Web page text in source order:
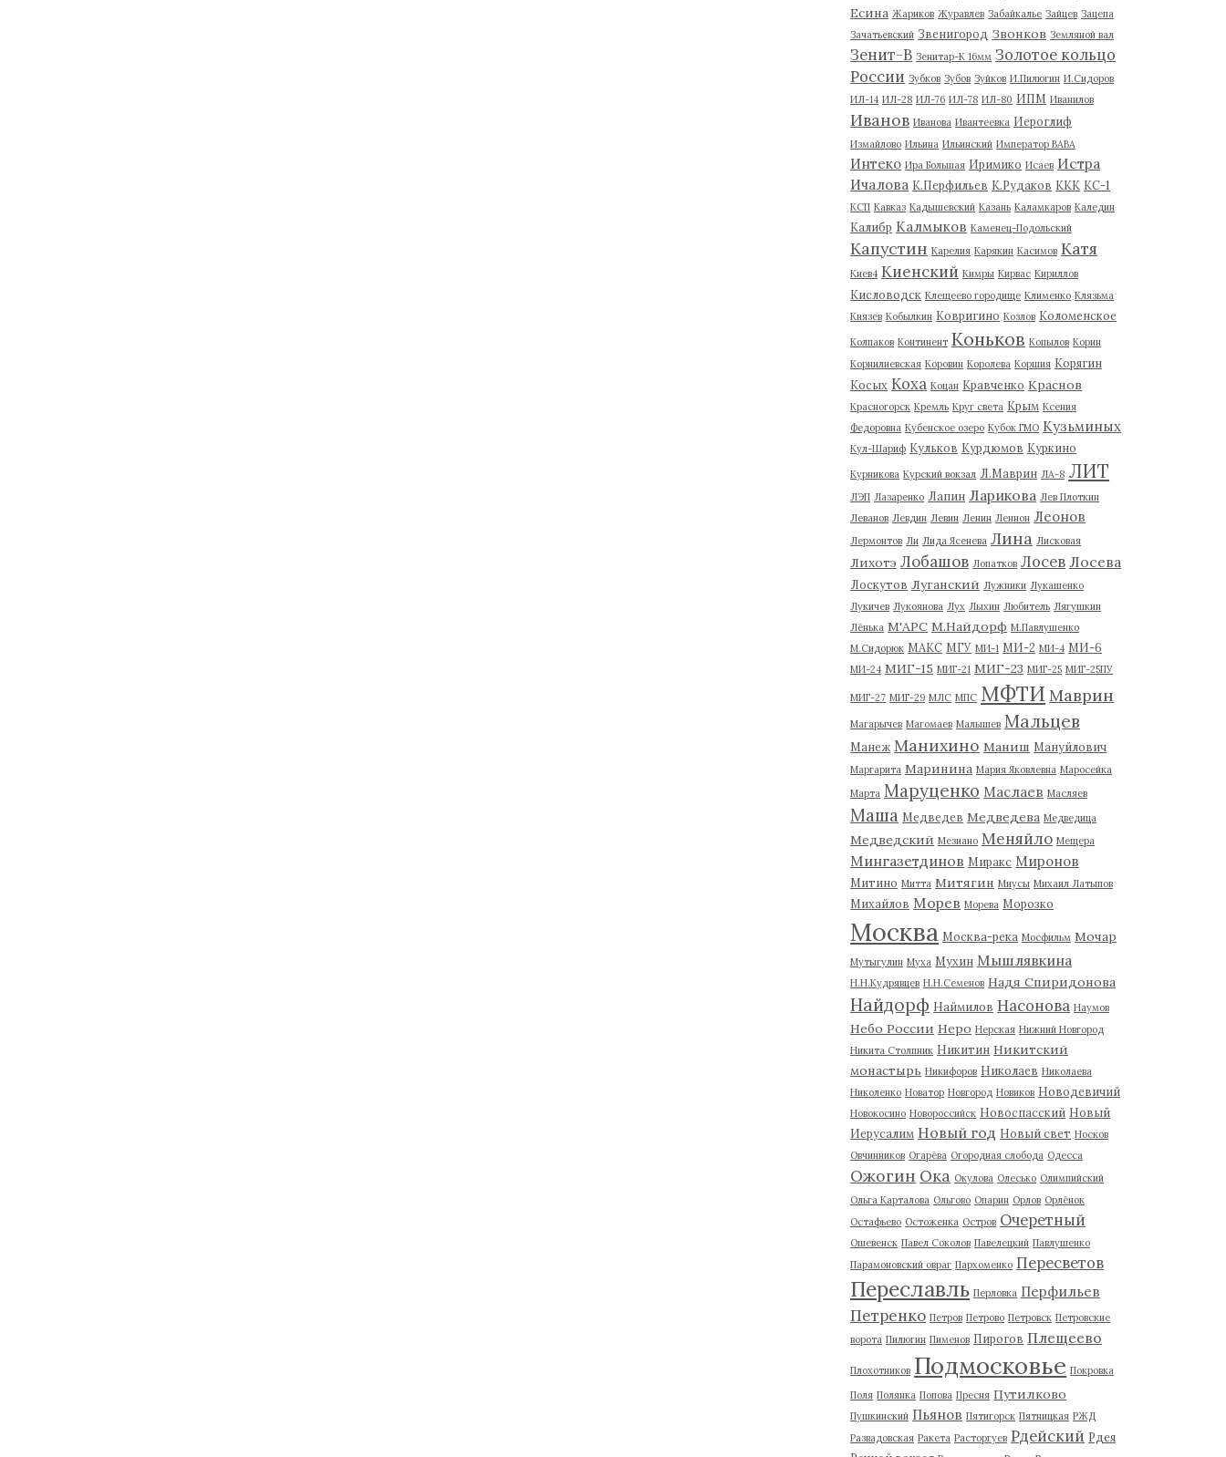
Есина Жариков Журавлев Забайкалье Зайцев Зацепа
Зачатьевский Звенигород Звонков Земляной вал
Зенит-В Зенитар-К 16мм Золотое кольцо
России Зубков Зубов Зуйков И.Пилюгин И.Сидоров
ИЛ-14 ИЛ-28 ИЛ-76 ИЛ-78 ИЛ-80 ИПМ Иванилов
Иванов Иванова Ивантеевка Иероглиф
Измайлово Ильина Ильинский Император ВАВА
Интеко Ира Большая Иримико Исаев Истра
Ичалова К.Перфильев К.Рудаков ККК КС-1
КСП Кавказ Кадышевский Казань Каламкаров Каледин
Калибр Калмыков Каменец-Подольский
Капустин Карелия Карякин Касимов Катя
Киев4 Киенский Кимры Кирвас Кириллов
Кисловодск Клещеево городище Клименко Клязьма
Князев Кобылкин Ковригино Козлов Коломенское
Колпаков Континент Коньков Копылов Корин
Корнилиевская Коровин Королева Коршия Корягин
Косых Коха Коцан Кравченко Краснов
Красногорск Кремль Круг света Крым Ксения
Федоровна Кубенское озеро Кубок ГМО Кузьминых
Кул-Шариф Кульков Курдюмов Куркино
Курникова Курский вокзал Л.Маврин ЛА-8 ЛИТ
ЛЭП Лазаренко Лапин Ларикова Лев Плоткин
Леванов Левдин Левин Ленин Леннон Леонов
Лермонтов Ли Лида Ясенева Лина Лисковая
Лихотэ Лобашов Лопатков Лосев Лосева
Лоскутов Луганский Лужники Лукашенко
Лукичев Лукоянова Лух Лыхин Любитель Лягушкин
Лёнька М'АРС М.Найдорф М.Павлушенко
М.Сидорюк МАКС МГУ МИ-1 МИ-2 МИ-4 МИ-6
МИ-24 МИГ-15 МИГ-21 МИГ-23 МИГ-25 МИГ-25ПУ
МИГ-27 МИГ-29 МЛС МПС МФТИ Маврин
Магарычев Магомаев Малышев Мальцев
Манеж Манихино Маниш Мануйлович
Маргарита Маринина Мария Яковлевна Маросейка
Марта Маруценко Маслаев Масляев
Маша Медведев Медведева Медведица
Медведский Мезиано Меняйло Мещера
Мингазетдинов Миракс Миронов
Митино Митта Митягин Миусы Михаил Латыпов
Михайлов Морев Морева Морозко
Москва Москва-река Мосфильм Мочар
Мутыгулин Муха Мухин Мышлявкина
Н.Н.Кудрявцев Н.Н.Семенов Надя Спиридонова
Найдорф Наймилов Насонова Наумов
Небо России Неро Нерская Нижний Новгород
Никита Столпник Никитин Никитский
монастырь Никифоров Николаев Николаева
Николенко Новатор Новгород Новиков Новодевичий
Новокосино Новороссийск Новоспасский Новый
Иерусалим Новый год Новый свет Носков
Овчинников Огарёва Огородная слобода Одесса
Ожогин Ока Окулова Олесько Олимпийский
Ольга Карталова Ольгово Опарин Орлов Орлёнок
Остафьево Остоженка Остров Очеретный
Ошевенск Павел Соколов Павелецкий Павлушенко
Парамоновский овраг Пархоменко Пересветов
Переславль Перловка Перфильев
Петренко Петров Петрово Петровск Петровские
ворота Пилюгин Пименов Пирогов Плещеево
Плохотников Подмосковье Покровка
Поля Полянка Попова Пресня Путилково
Пушкинский Пьянов Пятигорск Пятницкая РЖД
Развадовская Ракета Расторгуев Рдейский Рдея